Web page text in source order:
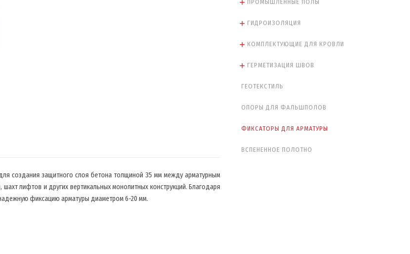
создания защитного слоя бетона толщиной 35 мм между арматурным
лифтов и других вертикальных монолитных конструкций. Благодаря
фиксацию арматуры диаметром 6-20 мм.
ПРОМЫШЛЕННЫЕ ПОЛЫ
ГИДРОИЗОЛЯЦИЯ
КОМПЛЕКТУЮЩИЕ ДЛЯ КРОВЛИ
ГЕРМЕТИЗАЦИЯ ШВОВ
ГЕОТЕКСТИЛЬ
ОПОРЫ ДЛЯ ФАЛЬШПОЛОВ
ФИКСАТОРЫ ДЛЯ АРМАТУРЫ
ВСПЕНЕННОЕ ПОЛОТНО